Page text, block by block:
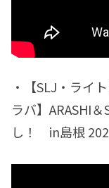
・【SLJ・ライ
ラバ】ARASHI
し！ in島根